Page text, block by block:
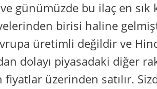
ve günümüzde bu ilaç en
birisi haline
üretimli değildir ve
dolayı piyasadaki diğer
üzerinden satılır.